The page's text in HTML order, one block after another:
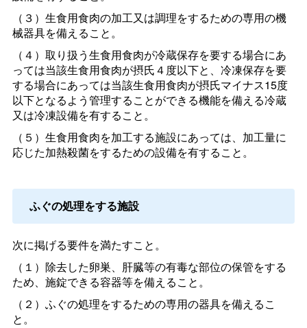
（３）生食用食肉の加工又は調理をするための専用の機
械器具を備えること。
（４）取り扱う生食用食肉が冷蔵保存を要する場合にあ
っては当該生食用食肉が摂氏４度以下と、冷凍保存を要
する場合にあっては当該生食用食肉が摂氏マイナス15度
以下となるよう管理することができる機能を備える冷蔵
又は冷凍設備を有すること。
（５）生食用食肉を加工する施設にあっては、加工量に
応じた加熱殺菌をするための設備を有すること。
ふぐの処理をする施設
次に掲げる要件を満たすこと。
（１）除去した卵巣、肝臓等の有毒な部位の保管をする
ため、施錠できる容器等を備えること。
（２）ふぐの処理をするための専用の器具を備えるこ
と。